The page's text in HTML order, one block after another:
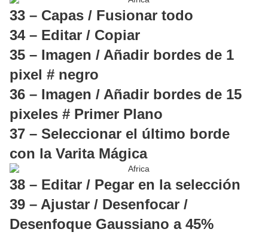
33 – Capas / Fusionar todo
34 – Editar / Copiar
35 – Imagen / Añadir bordes de 1
pixel # negro
36 – Imagen / Añadir bordes de 15
pixeles # Primer Plano
37 – Seleccionar el último borde
con la Varita Mágica
38 – Editar / Pegar en la selección
39 – Ajustar / Desenfocar /
Desenfoque Gaussiano a 45%